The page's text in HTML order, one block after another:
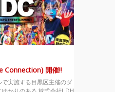
Connection) 開催!!
実施する目黒区主催のダ